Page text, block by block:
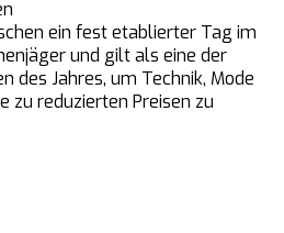
ein fest etablierter Tag im
und gilt als eine der
des Jahres, um Technik, Mode
zu reduzierten Preisen zu